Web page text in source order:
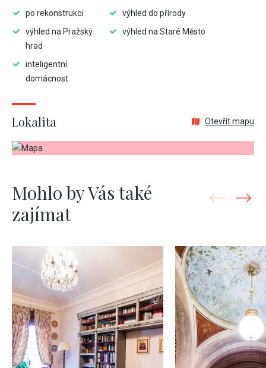
po rekonstrukci
výhled do přírody
výhled na Pražský
hrad
výhled na Staré Město
inteligentní
domácnost
Lokalita Otevřít mapu
Mohlo by Vás také
zajímat